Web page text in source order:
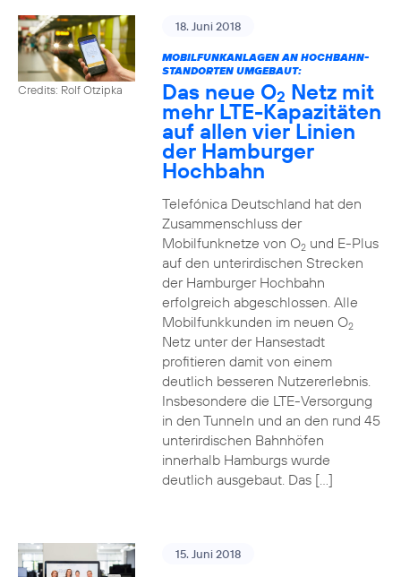
Credits: Rolf Otzipka
18. Juni 2018
MOBILFUNKANLAGEN AN HOCHBAHN-
STANDORTEN UMGEBAUT:
Das neue O2 Netz mit
mehr LTE-Kapazitäten
auf allen vier Linien
der Hamburger
Hochbahn
Telefónica Deutschland hat den
Zusammenschluss der
Mobilfunknetze von O2und E-Plus
auf den unterirdischen Strecken
der Hamburger Hochbahn
erfolgreich abgeschlossen. Alle
Mobilfunkkunden im neuen O2
Netz unter der Hansestadt
profitieren damit von einem
deutlich besseren Nutzererlebnis.
Insbesondere die LTE-Versorgung
in den Tunneln und an den rund 45
unterirdischen Bahnhöfen
innerhalb Hamburgs wurde
deutlich ausgebaut. Das […]
15. Juni 2018